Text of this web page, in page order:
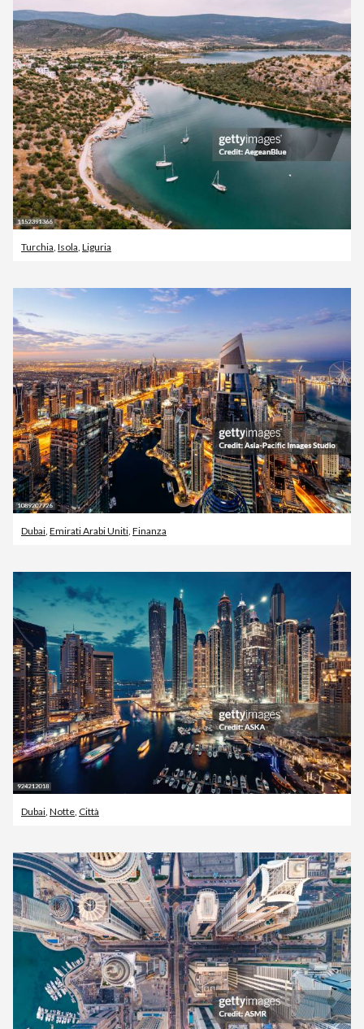
Turchia Isola Liguria
Dubai Emirati Arabi Uniti Finanza
Dubai, Notte, Città